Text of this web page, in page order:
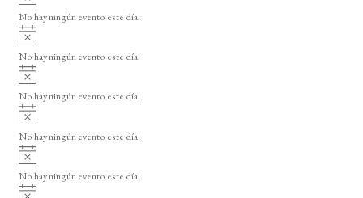
o
v
i
o
No hay ningún evento este día.
A
v
i
o
No hay ningún evento este día.
A
v
i
o
No hay ningún evento este día.
A
v
i
o
No hay ningún evento este día.
A
v
i
No hay ningún evento este día.
A